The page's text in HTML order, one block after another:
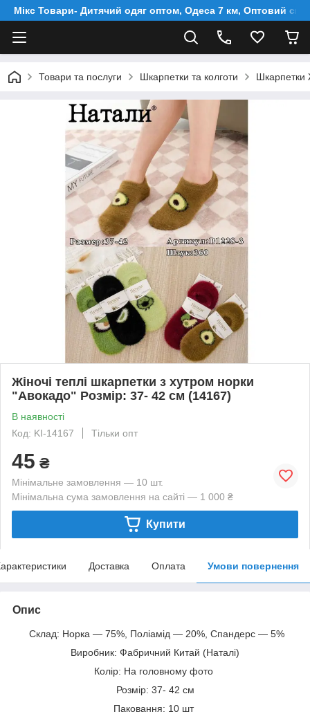
Мікс Товари- Дитячий одяг оптом, Одеса 7 км, Оптовий
Товари та послуги Шкарпетки та колготи Шкарпетки
Жіночі теплі шкарпетки з хутром норки
"Авокадо" Розмір: 37- 42 см (14167)
В наявності
Код: KI-14167
Тільки опт
45 ₴
Мінімальне замовлення — 10 шт.
Мінімальна сума замовлення на сайті — 1 000 ₴
Купити
Доставка Оплата Умови повернення
Опис
Склад: Норка — 75%, Поліамід — 20%, Спандерс — 5%
Виробник: Фабричний Китай (Наталі)
Колір: На головному фото
Розмір: 37- 42 см
Паковання: 10 шт